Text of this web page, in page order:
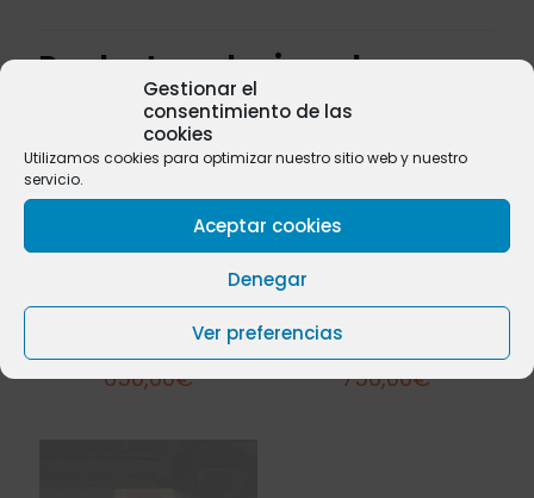
Gestionar el
consentimiento de las
cookies
Utilizamos cookies para optimizar nuestro sitio web y nuestro
servicio.
Aceptar cookies
Denegar
Ver preferencias
Productos relacionados
650,00€ 750,00€